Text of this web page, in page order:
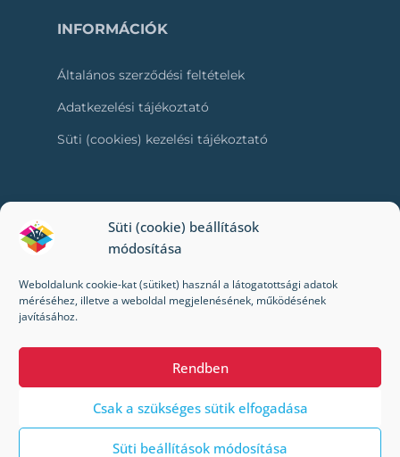
Süti (cookie) beállítások
módosítása
Weboldalunk cookie-kat (sütiket) használ a látogatottsági adatok
méréséhez, illetve a weboldal megjelenésének, működésének
javításához.
Rendben
Csak a szükséges sütik elfogadása
Süti beállítások módosítása
INFORMÁCIÓK
Általános szerződési feltételek
Adatkezelési tájékoztató
Süti (cookies) kezelési tájékoztató
RÓLUNK
Kik vagyunk mi?